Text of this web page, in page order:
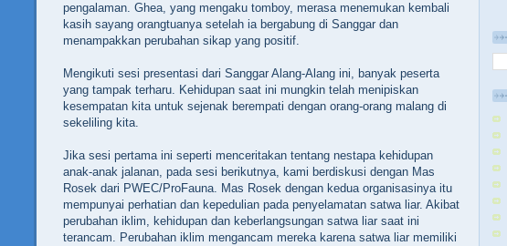
pengalaman. Ghea, yang mengaku tomboy, merasa menemukan kembali
kasih sayang orangtuanya setelah ia bergabung di Sanggar dan
menampakkan perubahan sikap yang positif.
Mengikuti sesi presentasi dari Sanggar Alang-Alang ini, banyak peserta
yang tampak terharu. Kehidupan saat ini mungkin telah menipiskan
kesempatan kita untuk sejenak berempati dengan orang-orang malang di
sekeliling kita.
Jika sesi pertama ini seperti menceritakan tentang nestapa kehidupan
anak-anak jalanan, pada sesi berikutnya, kami berdiskusi dengan Mas
Rosek dari PWEC/ProFauna. Mas Rosek dengan kedua organisasinya itu
mempunyai perhatian dan kepedulian pada penyelamatan satwa liar. Akibat
perubahan iklim, kehidupan dan keberlangsungan satwa liar saat ini
terancam. Perubahan iklim mengancam mereka karena satwa liar memiliki